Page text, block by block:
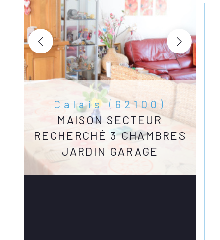
Calais (62100)
MAISON SECTEUR
RECHERCHÉ 3 CHAMBRES
JARDIN GARAGE